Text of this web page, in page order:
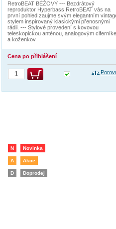
RetroBEAT BÉŽOVÝ --- Bezdrátový
reproduktor Hyperbass RetroBEAT vás na
první pohled zaujme svým elegantním
stylem inspirovaný klasickými přenosnými
rádii. --- Stylové provedení s kovovou
teleskopickou anténou, analogovým
a koženkov
Cena po přihlášení
N Novinka
A Akce
D Doprodej